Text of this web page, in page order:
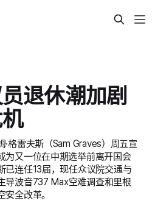
退休潮加剧
格雷夫斯（Sam Graves）周五宣
为又一位在中期选举前离开国会
已连任13届，现任众议院交通与
导波音737 Max空难调查和里根
全改革。